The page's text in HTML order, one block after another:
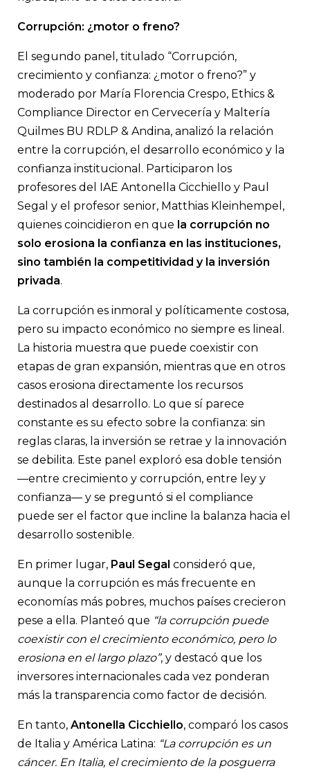
Corrupción: ¿motor o freno?
El segundo panel, titulado “Corrupción,
crecimiento y confianza: ¿motor o freno?” y
moderado por María Florencia Crespo, Ethics &
Compliance Director en Cervecería y Maltería
Quilmes BU RDLP & Andina, analizó la relación
entre la corrupción, el desarrollo económico y la
confianza institucional. Participaron los
profesores del IAE Antonella Cicchiello y Paul
Segal y el profesor senior, Matthias Kleinhempel,
quienes coincidieron en que la corrupción no
solo erosiona la confianza en las instituciones,
sino también la competitividad y la inversión
privada.
La corrupción es inmoral y políticamente costosa,
pero su impacto económico no siempre es lineal.
La historia muestra que puede coexistir con
etapas de gran expansión, mientras que en otros
casos erosiona directamente los recursos
destinados al desarrollo. Lo que sí parece
constante es su efecto sobre la confianza: sin
reglas claras, la inversión se retrae y la innovación
se debilita. Este panel exploró esa doble tensión
—entre crecimiento y corrupción, entre ley y
confianza— y se preguntó si el compliance
puede ser el factor que incline la balanza hacia el
desarrollo sostenible.
En primer lugar, Paul Segal consideró que,
aunque la corrupción es más frecuente en
economías más pobres, muchos países crecieron
pese a ella. Planteó que “la corrupción puede
coexistir con el crecimiento económico, pero lo
erosiona en el largo plazo”, y destacó que los
inversores internacionales cada vez ponderan
más la transparencia como factor de decisión.
En tanto, Antonella Cicchiello, comparó los casos
de Italia y América Latina: “La corrupción es un
cáncer. En Italia, el crecimiento de la posguerra